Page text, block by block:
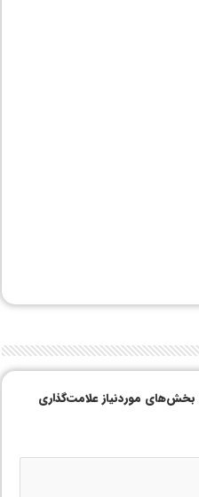
بخش‌های موردنیاز علامت‌گذاری